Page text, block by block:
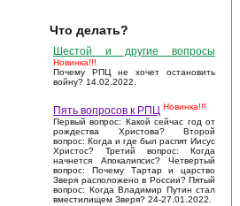
Что делать?
Шестой и другие вопросы
Новинка!!!
Почему РПЦ не хочет остановить
войну? 14.02.2022.
Пять вопросов к РПЦ Новинка!!!
Первый вопрос: Какой сейчас год от
рождества Христова? Второй
вопрос: Когда и где был распят Иисус
Христос? Третий вопрос: Когда
начнется Апокалипсис? Четвертый
вопрос: Почему Тартар и царство
Зверя расположено в России? Пятый
вопрос: Когда Владимир Путин стал
вместилищем Зверя? 24-27.01.2022.